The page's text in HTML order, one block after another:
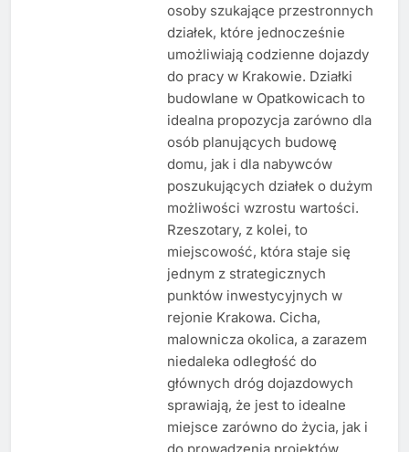
osoby szukające przestronnych
działek, które jednocześnie
umożliwiają codzienne dojazdy
do pracy w Krakowie. Działki
budowlane w Opatkowicach to
idealna propozycja zarówno dla
osób planujących budowę
domu, jak i dla nabywców
poszukujących działek o dużym
możliwości wzrostu wartości.
Rzeszotary, z kolei, to
miejscowość, która staje się
jednym z strategicznych
punktów inwestycyjnych w
rejonie Krakowa. Cicha,
malownicza okolica, a zarazem
niedaleka odległość do
głównych dróg dojazdowych
sprawiają, że jest to idealne
miejsce zarówno do życia, jak i